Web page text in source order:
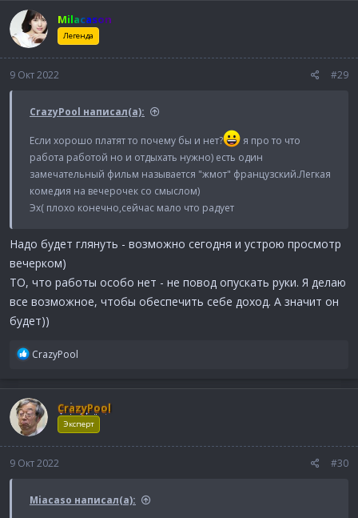
к
ц
и
и
Milacason
Легенда
9 Окт 2022 #29
CrazyPool написал(а):
Если хорошо платят то почему бы и нет?
я про то что
работа работой но и отдыхать нужно) есть один
замечательный фильм называется "жмот" французский.Легкая
комедия на вечерочек со смыслом)
Эх( плохо конечно,сейчас мало что радует
Надо будет глянуть - возможно сегодня и устрою просмотр
вечерком)
ТО, что работы особо нет - не повод опускать руки. Я делаю
все возможное, чтобы обеспечить себе доход. А значит он
будет))
Р
к
ц
и
и
CrazyPool
CrazyPool
Эксперт
9 Окт 2022 #30
Miacaso написал(а):